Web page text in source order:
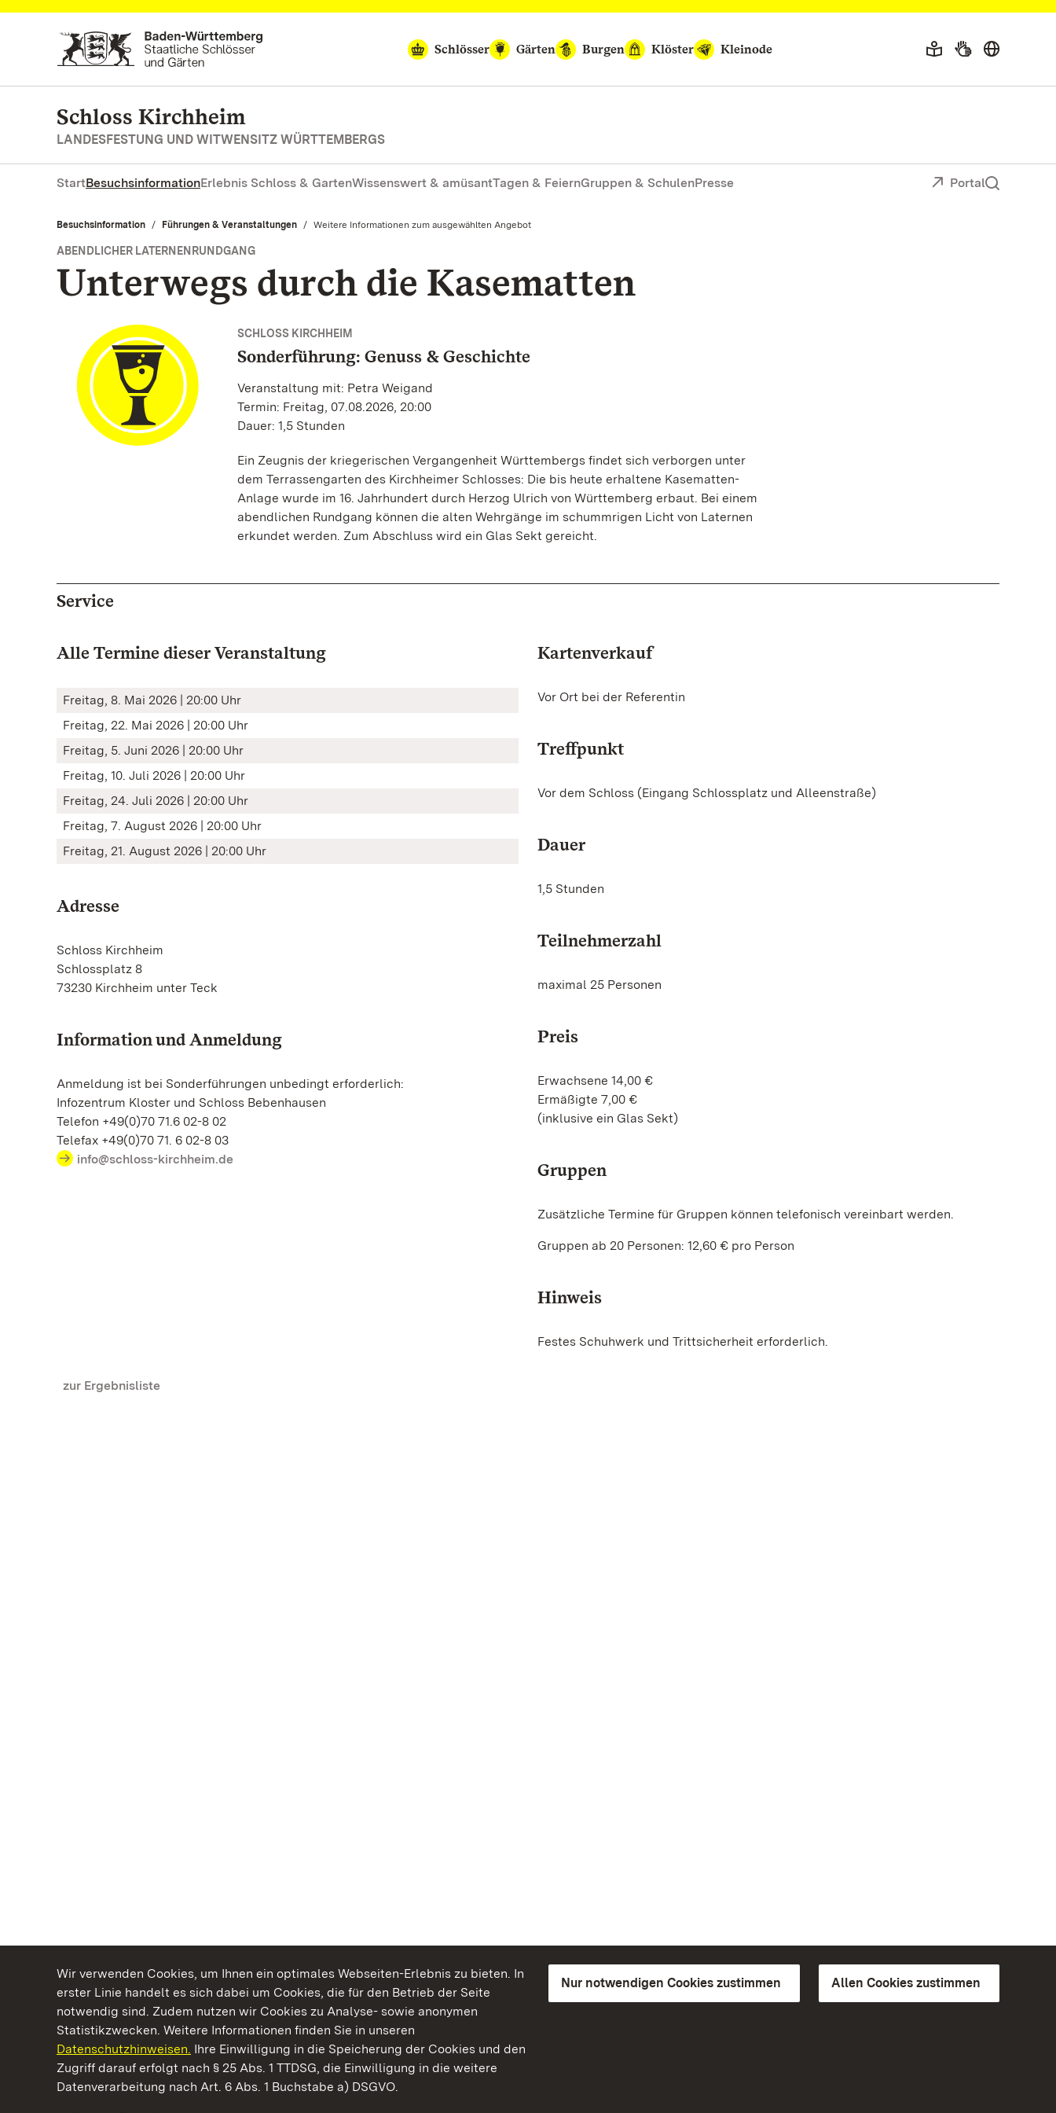
Wir verwenden Cookies, um Ihnen ein optimales Webseiten-Erlebnis zu bieten. In
erster Linie handelt es sich dabei um Cookies, die für den Betrieb der Seite
notwendig sind. Zudem nutzen wir Cookies zu Analyse- sowie anonymen
Statistikzwecken. Weitere Informationen finden Sie in unseren
Datenschutzhinweisen. Ihre Einwilligung in die Speicherung der Cookies und den
Zugriff darauf erfolgt nach § 25 Abs. 1 TTDSG, die Einwilligung in die weitere
Datenverarbeitung nach Art. 6 Abs. 1 Buchstabe a) DSGVO.
Nur notwendigen Cookies zustimmen Allen Cookies zustimmen
Zum Hauptinhalt springen
Schlösser
Gärten Burgen Klöster Kleinode
Schloss Kirchheim
LANDESFESTUNG UND WITWENSITZ WÜRTTEMBERGS
StartBesuchsinformationErlebnis Schloss & GartenWissenswert & amüsantTagen & FeiernGruppen & SchulenPresse Portal
Besuchsinformation Führungen & Veranstaltungen Aktuell:
Weitere Informationen zum ausgewählten Angebot
ABENDLICHER LATERNENRUNDGANG
Unterwegs durch die Kasematten
SCHLOSS KIRCHHEIM
Sonderführung: Genuss & Geschichte
Veranstaltung mit: Petra Weigand
Termin: Freitag, 07.08.2026, 20:00
Dauer: 1,5 Stunden
Ein Zeugnis der kriegerischen Vergangenheit Württembergs findet sich verborgen unter
dem Terrassengarten des Kirchheimer Schlosses: Die bis heute erhaltene Kasematten-
Anlage wurde im 16. Jahrhundert durch Herzog Ulrich von Württemberg erbaut. Bei einem
abendlichen Rundgang können die alten Wehrgänge im schummrigen Licht von Laternen
erkundet werden. Zum Abschluss wird ein Glas Sekt gereicht.
Service
Alle Termine dieser Veranstaltung
Freitag, 8. Mai 2026 | 20:00 Uhr
Freitag, 22. Mai 2026 | 20:00 Uhr
Freitag, 5. Juni 2026 | 20:00 Uhr
Freitag, 10. Juli 2026 | 20:00 Uhr
Freitag, 24. Juli 2026 | 20:00 Uhr
Freitag, 7. August 2026 | 20:00 Uhr
Freitag, 21. August 2026 | 20:00 Uhr
Adresse
Schloss Kirchheim
Schlossplatz 8
73230 Kirchheim unter Teck
Information und Anmeldung
Anmeldung ist bei Sonderführungen unbedingt erforderlich:
Infozentrum Kloster und Schloss Bebenhausen
Telefon +49(0)70 71.6 02-8 02
Telefax +49(0)70 71. 6 02-8 03
info@schloss-kirchheim.de
Kartenverkauf
Vor Ort bei der Referentin
Treffpunkt
Vor dem Schloss (Eingang Schlossplatz und Alleenstraße)
Dauer
1,5 Stunden
Teilnehmerzahl
maximal 25 Personen
Preis
Erwachsene 14,00 €
Ermäßigte 7,00 €
(inklusive ein Glas Sekt)
Gruppen
Zusätzliche Termine für Gruppen können telefonisch vereinbart werden.
Gruppen ab 20 Personen: 12,60 € pro Person
Hinweis
Festes Schuhwerk und Trittsicherheit erforderlich.
zur Ergebnisliste
Kommen. Staunen. Genießen.